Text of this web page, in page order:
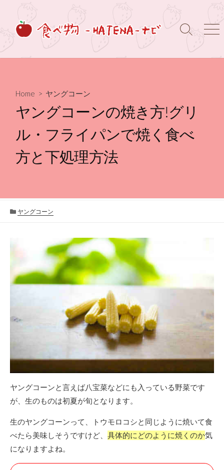
ツ
検
メ
Home > ヤングコーン
ヤングコーンの焼き方!グリ
ル・フライパンで焼く食べ
方と下処理方法
カ
ヤングコーン
ヤングコーンと言えば八宝菜などにも入っている野菜です
が、生のものは初夏が旬となります。
生のヤングコーンって、トウモロコシと同じように焼いて食
べたら美味しそうですけど、 具体的にどのように焼くのか気
になりますよね。